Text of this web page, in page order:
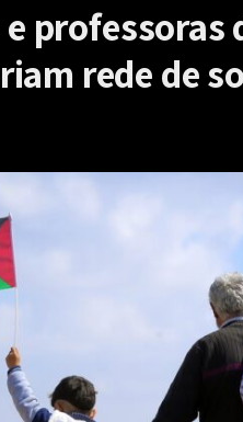
professoras
rede de